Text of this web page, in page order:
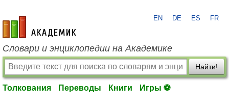
academic.ru
EN DE ES FR
Словари и энциклопедии на Академике
Найти!
Толкования Переводы Книги Игры ⚽